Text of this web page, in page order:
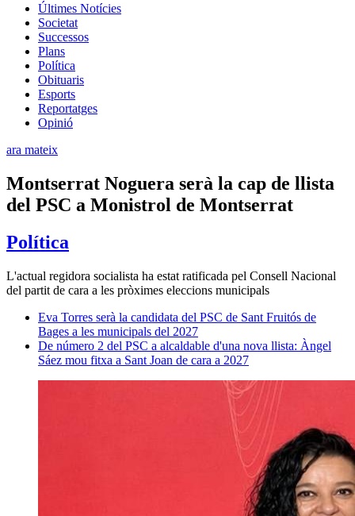
Últimes Notícies
Societat
Successos
Plans
Política
Obituaris
Esports
Reportatges
Opinió
ara mateix
Montserrat Noguera serà la cap de llista
del PSC a Monistrol de Montserrat
Política
L'actual regidora socialista ha estat ratificada pel Consell Nacional
del partit de cara a les pròximes eleccions municipals
Eva Torres serà la candidata del PSC de Sant Fruitós de
Bages a les municipals del 2027
De número 2 del PSC a alcaldable d'una nova llista: Àngel
Sáez mou fitxa a Sant Joan de cara a 2027